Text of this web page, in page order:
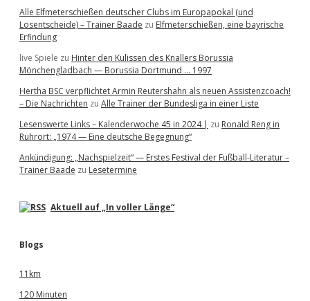
Alle Elfmeterschießen deutscher Clubs im Europapokal (und
Losentscheide) – Trainer Baade zu Elfmeterschießen, eine bayrische
Erfindung
live Spiele zu Hinter den Kulissen des Knallers Borussia
Mönchengladbach — Borussia Dortmund … 1997
Hertha BSC verpflichtet Armin Reutershahn als neuen Assistenzcoach!
– Die Nachrichten zu Alle Trainer der Bundesliga in einer Liste
Lesenswerte Links – Kalenderwoche 45 in 2024 | zu Ronald Reng in
Ruhrort: „1974 — Eine deutsche Begegnung“
Ankündigung: „Nachspielzeit“ — Erstes Festival der Fußball-Literatur –
Trainer Baade zu Lesetermine
Aktuell auf „In voller Länge“
Blogs
11km
120 Minuten